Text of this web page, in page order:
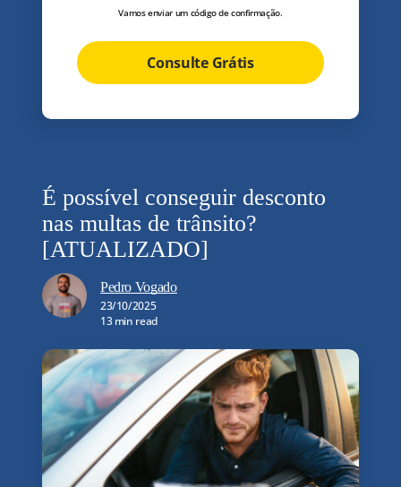
Vamos enviar um código de confirmação.
Consulte Grátis
É possível conseguir desconto
nas multas de trânsito?
[ATUALIZADO]
Pedro Vogado
23/10/2025
13 min read